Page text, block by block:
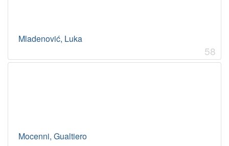
Mladenović, Luka
58
Mocenni, Gualtiero